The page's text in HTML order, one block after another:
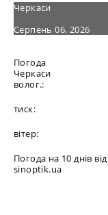
Черкаси
Серпень 06, 2026
Погода
Черкаси
волог.:
тиск:
вітер:
Погода на 10 днів від
sinoptik.ua